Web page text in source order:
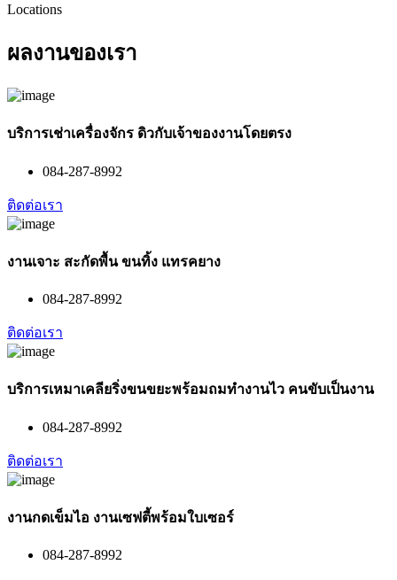
Locations
ผลงานของเรา
บริการเช่าเครื่องจักร ดิวกับเจ้าของงานโดยตรง
084-287-8992
ติดต่อเรา
งานเจาะ สะกัดพื้น ขนทิ้ง แทรคยาง
084-287-8992
ติดต่อเรา
บริการเหมาเคลียริ่งขนขยะพร้อมถมทำงานไว คนขับเป็นงาน
084-287-8992
ติดต่อเรา
งานกดเข็มไอ งานเซฟตี้พร้อมใบเซอร์
084-287-8992